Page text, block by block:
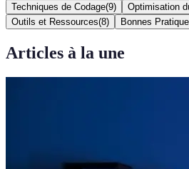
Techniques de Codage(9) Optimisation
Outils et Ressources(8) Bonnes
Articles à la une